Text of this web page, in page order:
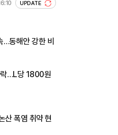
UPDATE
…동해안 강한 비
락…L당 1800원
산 폭염 취약 현